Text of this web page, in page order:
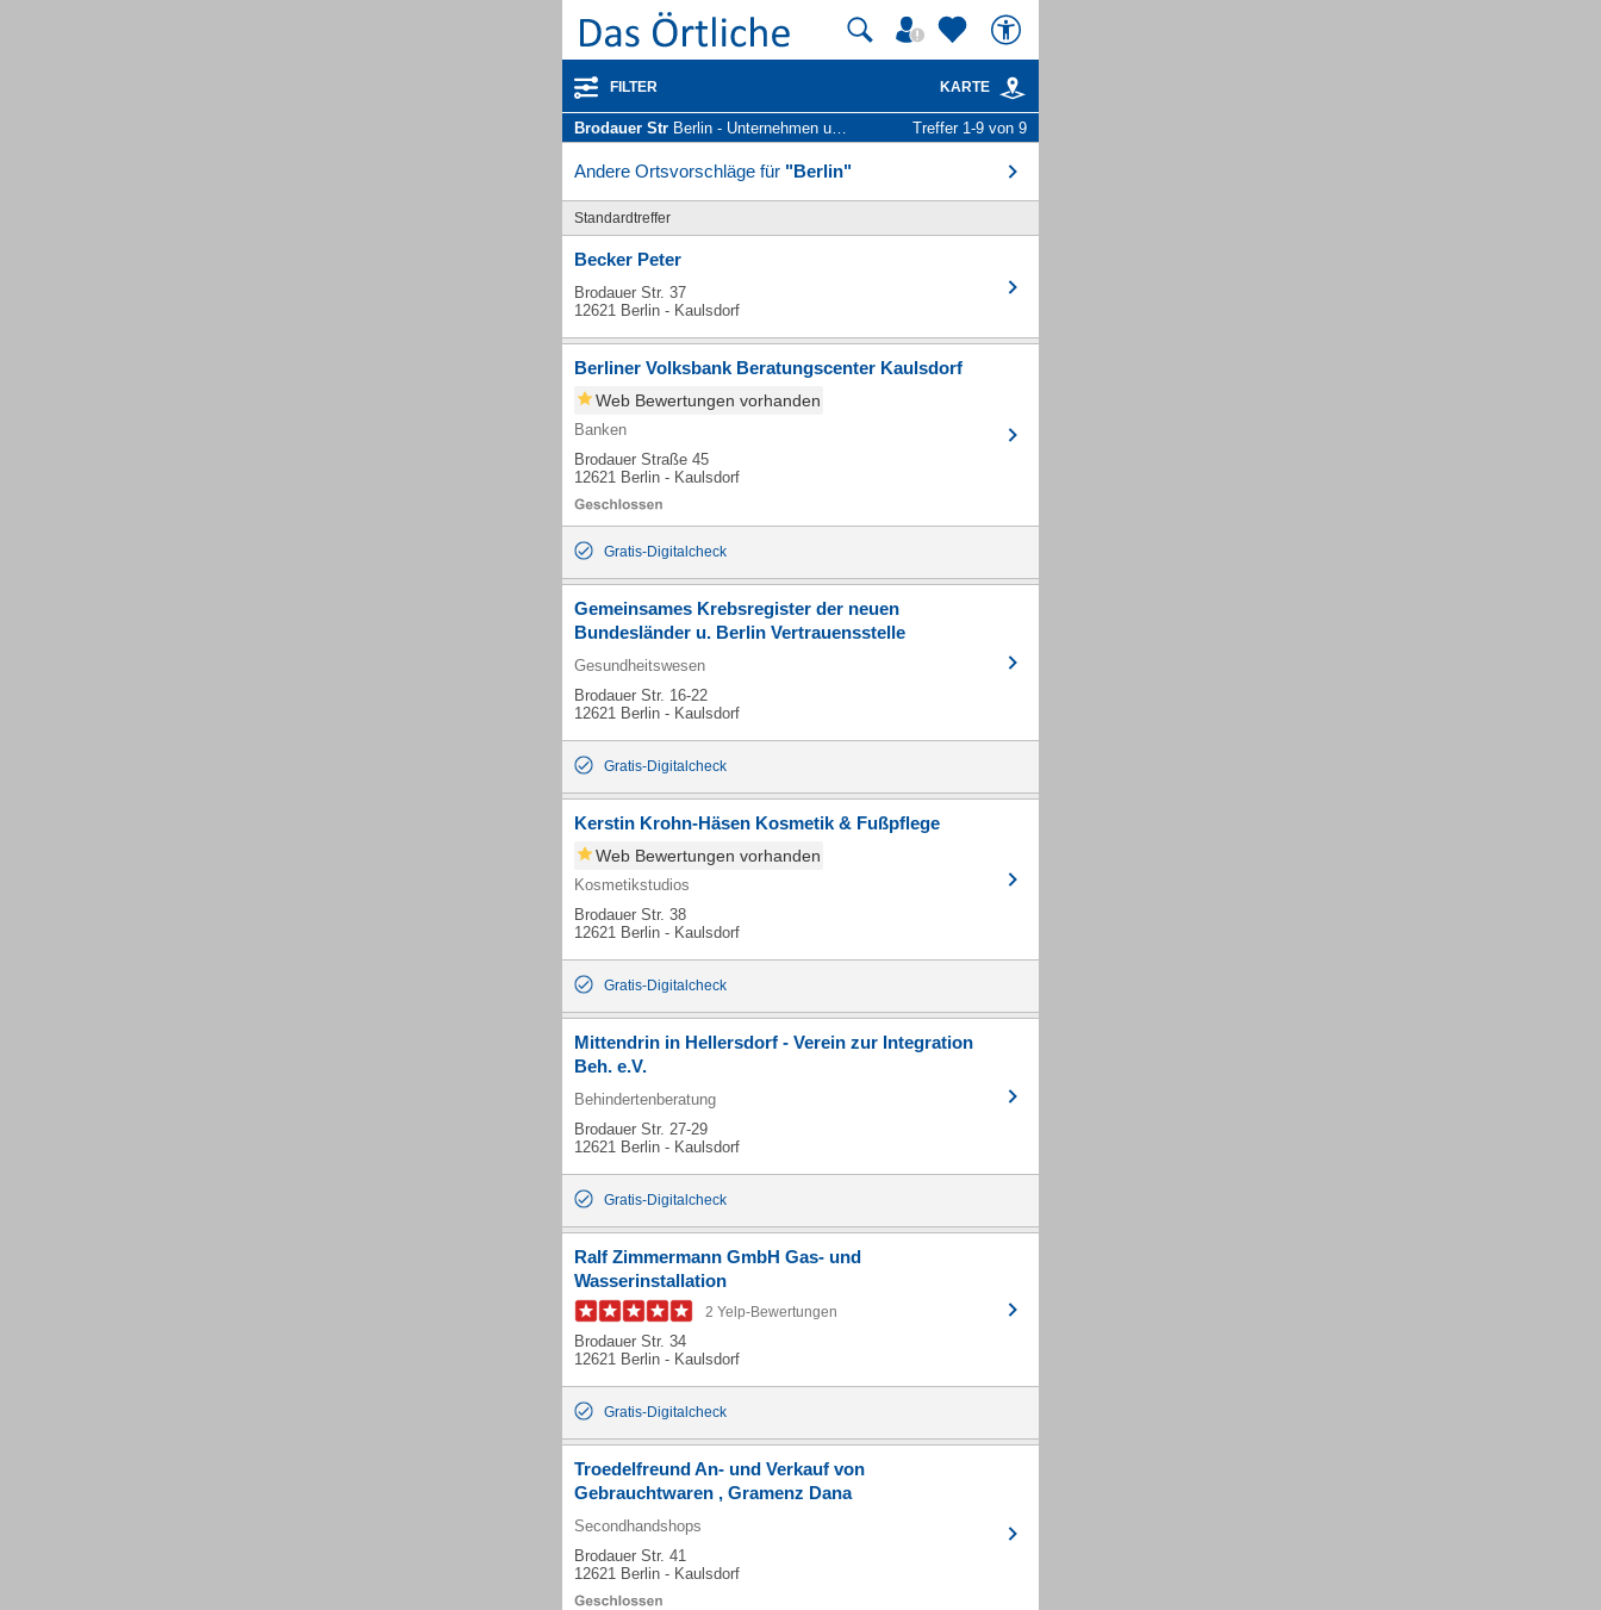
FILTER KARTE
Brodauer Str Berlin - Unternehmen und Personen Treffer 1-9 von 9
Andere Ortsvorschläge für "Berlin"
Standardtreffer
Becker Peter
Brodauer Str. 37
12621 Berlin - Kaulsdorf
Berliner Volksbank Beratungscenter Kaulsdorf
Web Bewertungen vorhanden
Banken
Brodauer Straße 45
12621 Berlin - Kaulsdorf
Gratis-Digitalcheck
Gemeinsames Krebsregister der neuen
Bundesländer u. Berlin Vertrauensstelle
Gesundheitswesen
Brodauer Str. 16-22
12621 Berlin - Kaulsdorf
Gratis-Digitalcheck
Kerstin Krohn-Häsen Kosmetik & Fußpflege
Web Bewertungen vorhanden
Kosmetikstudios
Brodauer Str. 38
12621 Berlin - Kaulsdorf
Gratis-Digitalcheck
Mittendrin in Hellersdorf - Verein zur Integration
Beh. e.V.
Behindertenberatung
Brodauer Str. 27-29
12621 Berlin - Kaulsdorf
Gratis-Digitalcheck
Ralf Zimmermann GmbH Gas- und
Wasserinstallation
2 Yelp-Bewertungen
Brodauer Str. 34
12621 Berlin - Kaulsdorf
Gratis-Digitalcheck
Troedelfreund An- und Verkauf von
Gebrauchtwaren , Gramenz Dana
Secondhandshops
Brodauer Str. 41
12621 Berlin - Kaulsdorf